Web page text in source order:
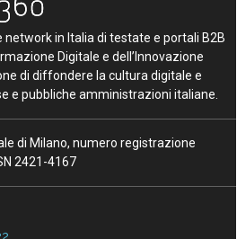
network in Italia di testate e portali B2B
Digitale e dell’Innovazione
di diffondere la cultura digitale e
e pubbliche amministrazioni italiane.
di Milano, numero registrazione
2421-4167